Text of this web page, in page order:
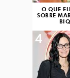
O QUE
SOBRE
4